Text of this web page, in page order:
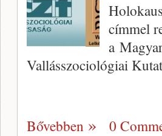
címmel
a
Vallásszociológiai
Bővebben 0